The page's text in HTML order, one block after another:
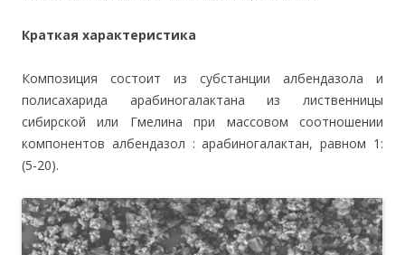
Краткая характеристика
Композиция состоит из субстанции албендазола и
полисахарида арабиногалактана из лиственницы
сибирской или Гмелина при массовом соотношении
компонентов албендазол : арабиногалактан, равном 1:
(5-20).